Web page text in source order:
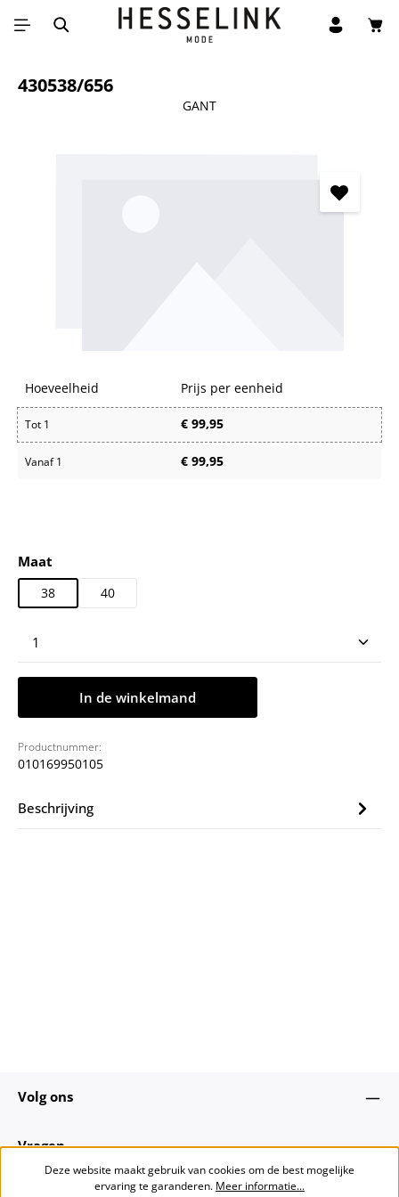
Ga naar de hoofdinhoud
430538/656
GANT
Hoeveelheid Prijs per eenheid
Tot 1 € 99,95
Vanaf1 € 99,95
Selecteer
Maat
38 40
Producthoeveelheid: Voer de gewenste
In de winkelmand
Productnummer:
010169950105
Beschrijving
Volg ons
Vragen
Deze website maakt gebruik van cookies om de best mogelijke
ervaring te garanderen. Meer informatie...